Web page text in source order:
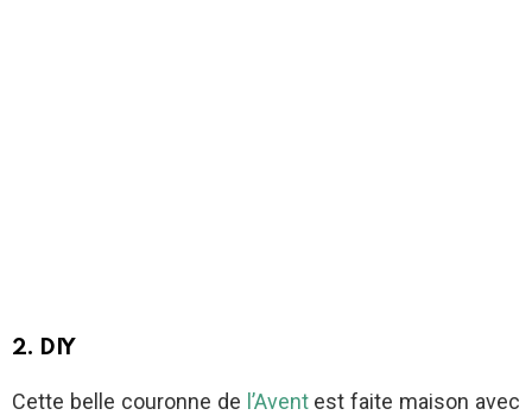
2. DIY
Cette belle couronne de l’Aventest faite maison avec